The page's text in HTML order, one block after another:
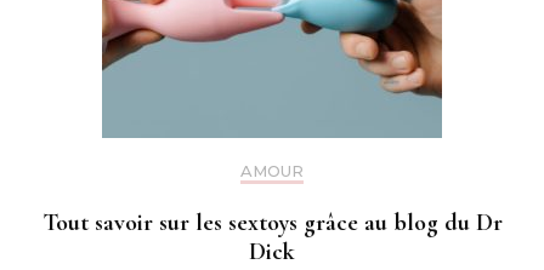
AMOUR
Tout savoir sur les sextoys grâce au blog du Dr
Dick